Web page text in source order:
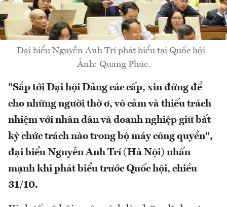
Đại biểu Nguyễn Anh Trí phát biểu tại Quốc hội -
Ảnh: Quang Phúc.
"Sắp tới Đại hội Đảng các cấp, xin đừng để
cho những người thờ ơ, vô cảm và thiếu trách
nhiệm với nhân dân và doanh nghiệp giữ bất
kỳ chức trách nào trong bộ máy công quyền",
đại biểu Nguyễn Anh Trí (Hà Nội) nhấn
mạnh khi phát biểu trước Quốc hội, chiều
31/10.